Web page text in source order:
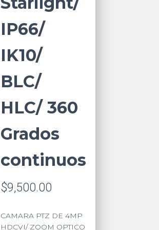
IP66/
IK10/
BLC/
HLC/ 360
Grados
continuos
$9,500.00
CAMARA PTZ DE 4MP
HDCVI/ ZOOM OPTICO